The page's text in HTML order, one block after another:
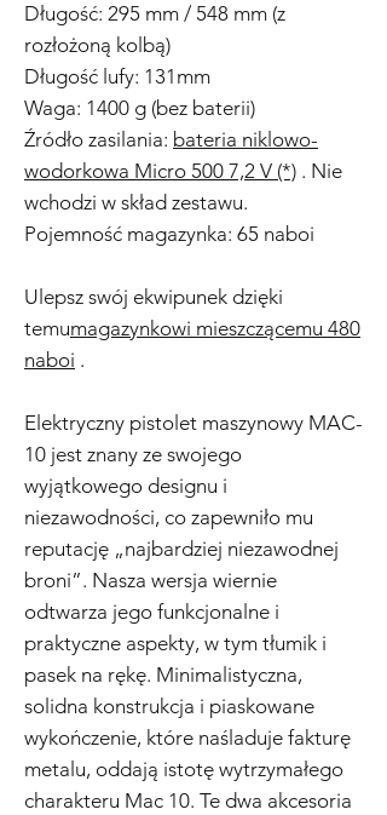
Długość: 295 mm / 548 mm (z
rozłożoną kolbą)
Długość lufy: 131mm
Waga: 1400 g (bez baterii)
Źródło zasilania: bateria niklowo-
wodorkowa Micro 500 7,2 V (*) . Nie
wchodzi w skład zestawu.
Pojemność magazynka: 65 naboi
Ulepsz swój ekwipunek dzięki
temumagazynkowi mieszczącemu 480
naboi .
Elektryczny pistolet maszynowy MAC-
10 jest znany ze swojego
wyjątkowego designu i
niezawodności, co zapewniło mu
reputację „najbardziej niezawodnej
broni”. Nasza wersja wiernie
odtwarza jego funkcjonalne i
praktyczne aspekty, w tym tłumik i
pasek na rękę. Minimalistyczna,
solidna konstrukcja i piaskowane
wykończenie, które naśladuje fakturę
metalu, oddają istotę wytrzymałego
charakteru Mac 10. Te dwa akcesoria